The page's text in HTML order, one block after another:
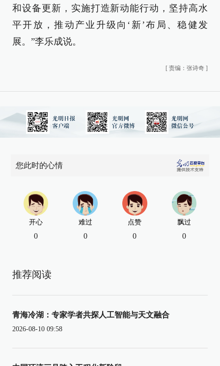
和设备更新，实施打造新动能行动，坚持高水
平开放，推动产业升级向‘新’布局、稳健发
展。”李乐成说。
[ 责编：张诗奇 ]
您此时的心情
开心
0
难过
0
点赞
0
飘过
0
推荐阅读
青海冷湖：专家学者共探人工智能与天文融合
2026-08-10 09:58